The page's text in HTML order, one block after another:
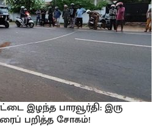
இழந்த பாரவூர்தி: இரு
பறித்த சோகம்!